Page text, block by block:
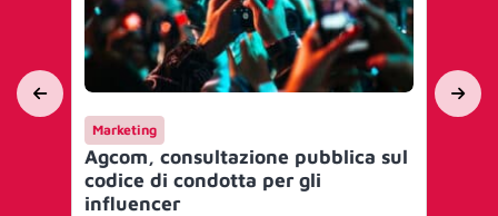
Marketing
Agcom, consultazione pubblica sul
codice di condotta per gli
influencer